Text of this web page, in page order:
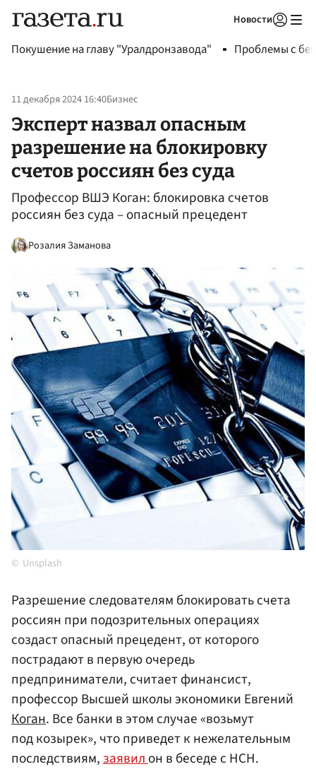
Новости
Покушение на главу "Уралдронзавода" Проблемы с
11 декабря 2024 16:40Бизнес
Эксперт назвал опасным
разрешение на блокировку
счетов россиян без суда
Профессор ВШЭ Коган: блокировка счетов
россиян без суда – опасный прецедент
Розалия Заманова
Unsplash
Разрешение следователям блокировать счета
россиян при подозрительных операциях
создаст опасный прецедент, от которого
пострадают в первую очередь
предприниматели, считает финансист,
профессор Высшей школы экономики Евгений
Коган. Все банки в этом случае «возьмут
под козырек», что приведет к нежелательным
последствиям,заявилон в беседе с НСН.